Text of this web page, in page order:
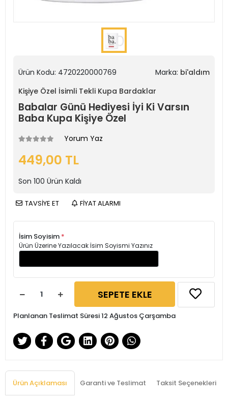
Ürün Kodu: 4720220000769 Marka: bi'aldım
Kişiye Özel İsimli Tekli Kupa Bardaklar
Babalar Günü Hediyesi İyi Ki Varsın
Baba Kupa Kişiye Özel
Yorum Yaz
449,00 TL
Son 100 Ürün Kaldı
TAVSİYE ET FİYAT ALARMI
İsim Soyisim *
Ürün Üzerine Yazılacak İsim Soyismi Yazınız
SEPETE EKLE
Planlanan Teslimat Süresi 12 Ağustos Çarşamba
Ürün Açıklaması Garanti ve Teslimat Taksit Seçenekleri